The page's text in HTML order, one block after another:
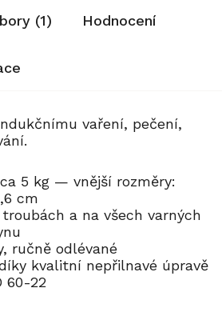
(1) Hodnocení
vaření, pečení,
5 kg — vnější rozměry:
cm
a na všech varných
ručně odlévané
kvalitní nepřilnavé úpravě
60-22